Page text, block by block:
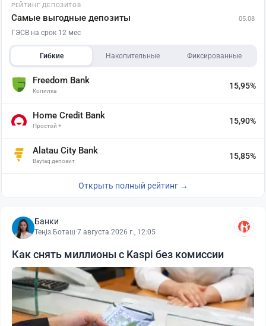
РЕЙТИНГ ДЕПОЗИТОВ
Самые выгодные депозиты 05.08
ГЭСВ на срок 12 мес
Гибкие Накопительные Фиксированные
Freedom Bank
Копилка
15,95%
Home Credit Bank
Простой +
15,90%
Alatau City Bank
Baytaq депозит
15,85%
Открыть полный рейтинг →
Банки
Теңіз Боташ·7 августа 2026 г., 12:05
Как снять миллионы с Kaspi без комиссии